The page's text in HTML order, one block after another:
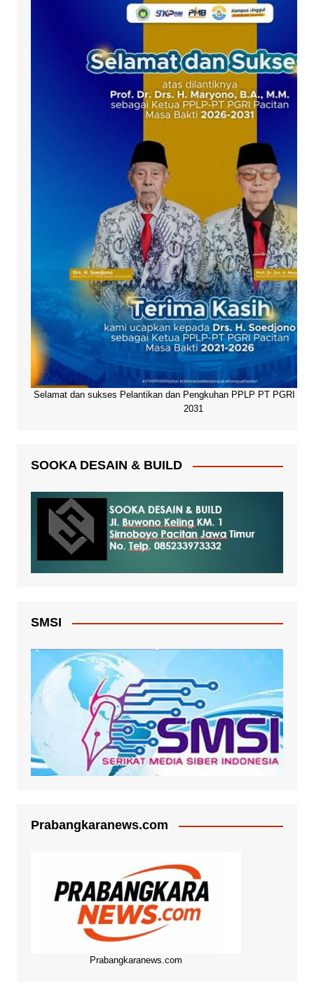
Selamat dan sukses Pelantikan dan Pengkuhan PPLP PT PGRI
2031
SOOKA DESAIN & BUILD
SMSI
Prabangkaranews.com
Prabangkaranews.com